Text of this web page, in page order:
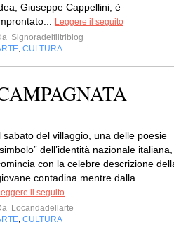
Giuseppe Cappellini, è
Leggere il seguito
Signoradeifiltriblog
CULTURA
sabato del villaggio, una delle poesie
dell’identità nazionale italiana,
con la celebre descrizione
contadina mentre dalla...
il seguito
Locandadellarte
CULTURA